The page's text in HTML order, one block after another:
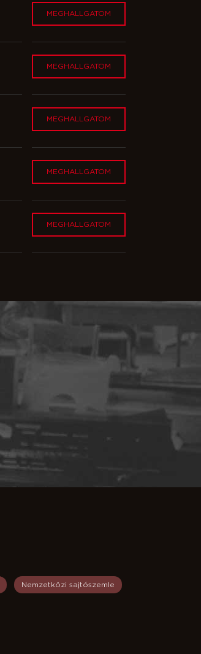
MEGHALLGATOM
MEGHALLGATOM
MEGHALLGATOM
MEGHALLGATOM
MEGHALLGATOM
Nemzetközi sajtószemle